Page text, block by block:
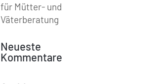
für Mütter- und
Väterberatung
Neueste
Kommentare